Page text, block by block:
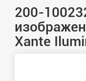
200-
Xante